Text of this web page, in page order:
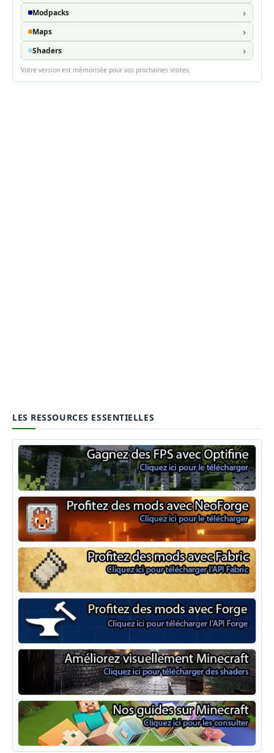
Modpacks
Maps
Shaders
Votre version est mémorisée pour vos prochaines visites.
LES RESSOURCES ESSENTIELLES
Optifine
NeoForge
Minecraft Fabric
Minecraft Forge
Shaders Minecraft
Guide Minecraft